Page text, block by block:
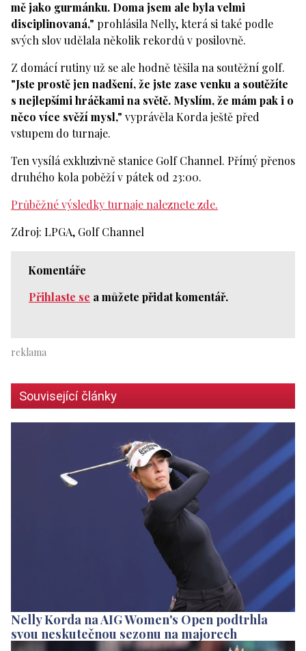
mě jako gurmánku. Doma jsem ale byla velmi
disciplinovaná," prohlásila Nelly, která si také podle
svých slov udělala několik rekordů v posilovně.
Z domácí rutiny už se ale hodně těšila na soutěžní golf.
"Jste prostě jen nadšení, že jste zase venku a soutěžíte
s nejlepšími hráčkami na světě. Myslím, že mám pak i o
něco více svěží mysl," vyprávěla Korda ještě před
vstupem do turnaje.
Ten vysílá exkluzivně stanice Golf Channel. Přímý přenos
druhého kola poběží v pátek od 23:00.
Průběžné výsledky turnaje naleznete zde.
Zdroj: LPGA, Golf Channel
Komentáře
Přihlaste se a můžete přidat komentář.
Související články
Nelly Korda na AIG Women's Open podtrhla
svou neskutečnou sezonu na majorech